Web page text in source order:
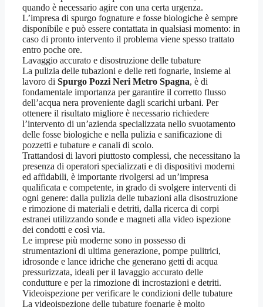
quando è necessario agire con una certa urgenza.
L’impresa di spurgo fognature e fosse biologiche è sempre
disponibile e può essere contattata in qualsiasi momento: in
caso di pronto intervento il problema viene spesso trattato
entro poche ore.
Lavaggio accurato e disostruzione delle tubature
La pulizia delle tubazioni e delle reti fognarie, insieme al
lavoro di Spurgo Pozzi Neri Metro Spagna, è di
fondamentale importanza per garantire il corretto flusso
dell’acqua nera proveniente dagli scarichi urbani. Per
ottenere il risultato migliore è necessario richiedere
l’intervento di un’azienda specializzata nello svuotamento
delle fosse biologiche e nella pulizia e sanificazione di
pozzetti e tubature e canali di scolo.
Trattandosi di lavori piuttosto complessi, che necessitano la
presenza di operatori specializzati e di dispositivi moderni
ed affidabili, è importante rivolgersi ad un’impresa
qualificata e competente, in grado di svolgere interventi di
ogni genere: dalla pulizia delle tubazioni alla disostruzione
e rimozione di materiali e detriti, dalla ricerca di corpi
estranei utilizzando sonde e magneti alla video ispezione
dei condotti e così via.
Le imprese più moderne sono in possesso di
strumentazioni di ultima generazione, pompe pulitrici,
idrosonde e lance idriche che generano getti di acqua
pressurizzata, ideali per il lavaggio accurato delle
condutture e per la rimozione di incrostazioni e detriti.
Videoispezione per verificare le condizioni delle tubature
La videoispezione delle tubature fognarie è molto